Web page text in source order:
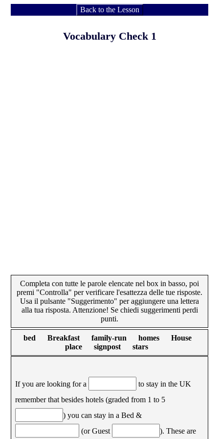
Back to the Lesson
Vocabulary Check 1
Completa con tutte le parole elencate nel box in basso, poi
premi "Controlla" per verificare l'esattezza delle tue risposte.
Usa il pulsante "Suggerimento" per aggiungere una lettera
alla tua risposta. Attenzione! Se chiedi suggerimenti perdi
punti.
bed Breakfast family-run homes House
place signpost stars
If you are looking for a
to stay in the UK
remember that besides hotels (graded from 1 to 5
) you can stay in a Bed &
(or Guest
). These are